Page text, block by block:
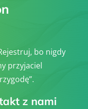
bo nigdy
przyjaciel
z nami